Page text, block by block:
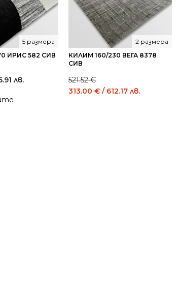
ИРИС 582 СИВ
5 размера
лв.
КИЛИМ 160/230 ВЕГА 8378
СИВ
2 размера
521.52€
Original
313.00 € / 612.17 лв.